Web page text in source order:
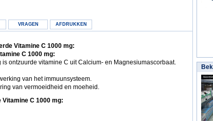
VRAGEN AFDRUKKEN
Vitamine C 1000 mg:
C 1000 mg:
ontzuurde vitamine C uit Calcium- en Magnesiumascorbaat.
van het immuunsysteem.
van vermoeidheid en moeheid.
C 1000 mg: